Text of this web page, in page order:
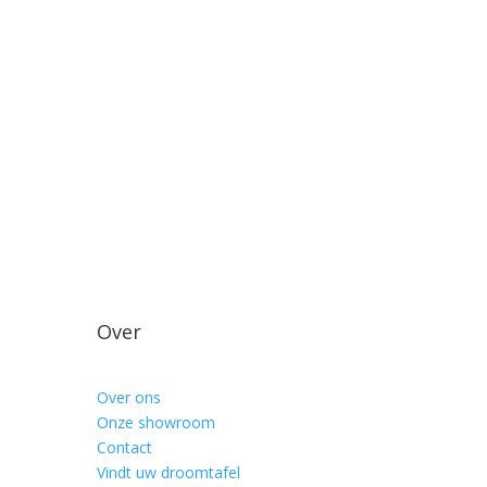
Over
Over ons
Onze showroom
Contact
Vindt uw droomtafel